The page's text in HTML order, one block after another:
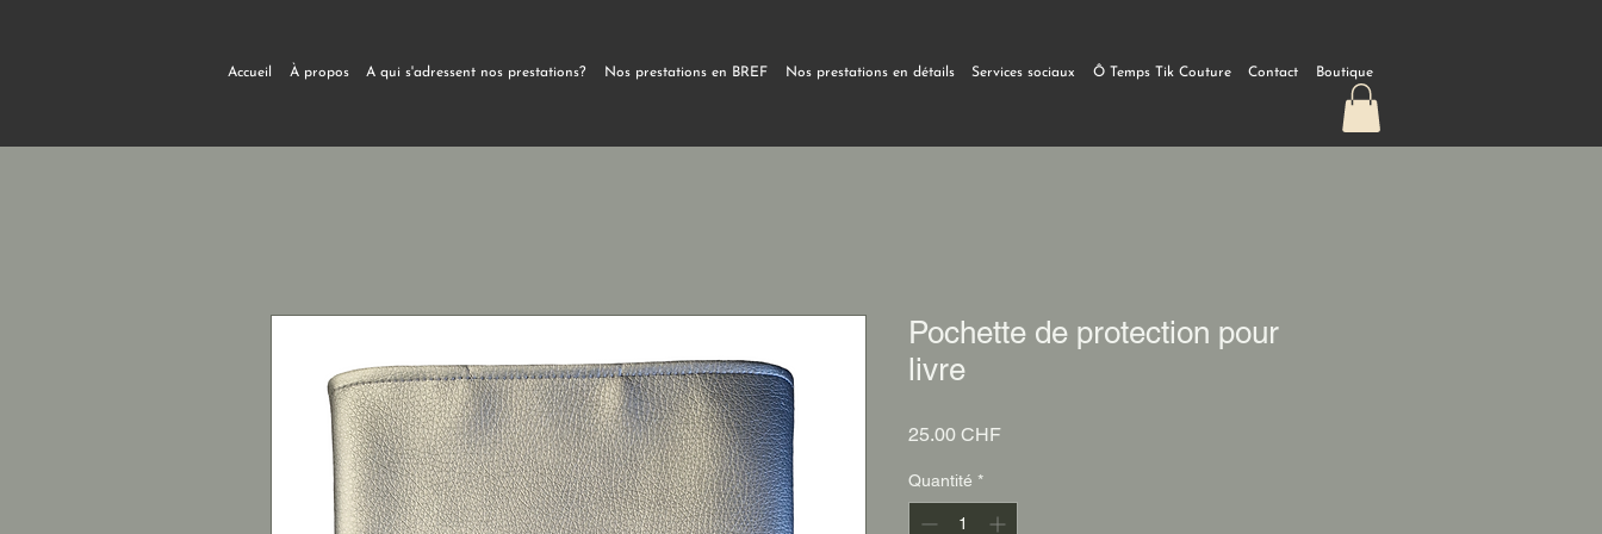
Accueil À propos A qui s'adressent nos prestations? Nos prestations en BREF Nos prestations en détails Services sociaux Ô Temps Tik Couture Contact Boutique
Pochette de protection pour
livre
25.00 CHFPrix
Quantité *